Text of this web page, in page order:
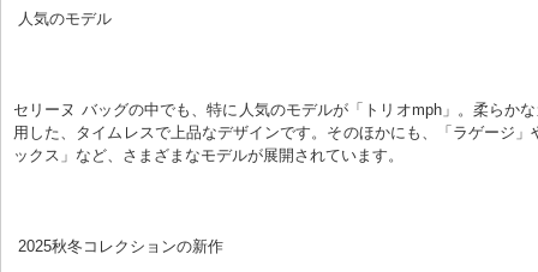
人気のモデル
セリーヌ バッグの中でも、特に人気のモデルが「トリオmph」。柔らか
用した、タイムレスで上品なデザインです。そのほかにも、「ラゲージ」
ックス」など、さまざまなモデルが展開されています。
2025秋冬コレクションの新作